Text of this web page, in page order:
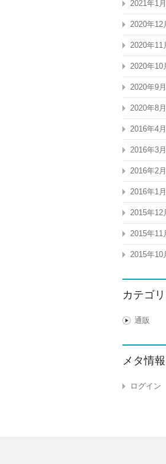
2021年1月
2020年12
2020年11
2020年10
2020年9月
2020年8月
2016年4月
2016年3月
2016年2月
2016年1月
2015年12
2015年11
2015年10
カテゴ
通販
メタ情報
ログイン